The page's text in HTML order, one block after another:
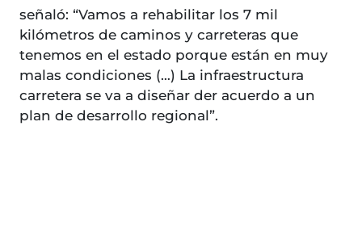
señaló: “Vamos a rehabilitar los 7 mil
kilómetros de caminos y carreteras que
tenemos en el estado porque están en muy
malas condiciones (…) La infraestructura
carretera se va a diseñar der acuerdo a un
plan de desarrollo regional”.